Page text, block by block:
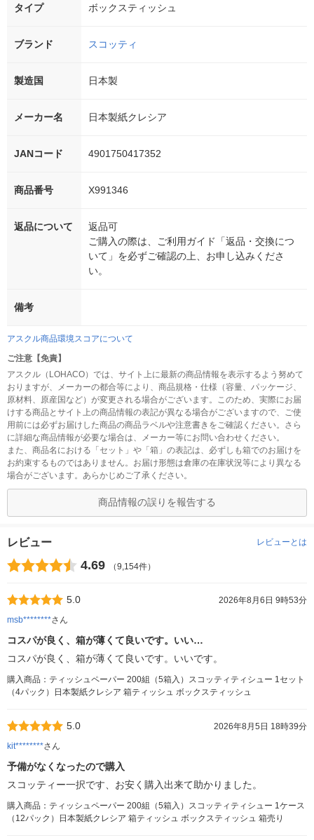
タイプ ボックスティッシュ
ブランド スコッティ
製造国 日本製
メーカー名 日本製紙クレシア
JANコード 4901750417352
商品番号 X991346
返品について
返品可
ご購入の際は、ご利用ガイド「返品・交換につ
いて」を必ずご確認の上、お申し込みくださ
い。
備考
アスクル商品環境スコアについて
ご注意【免責】
アスクル（LOHACO）では、サイト上に最新の商品情報を表示するよう努めて
おりますが、メーカーの都合等により、商品規格・仕様（容量、パッケージ、
原材料、原産国など）が変更される場合がございます。このため、実際にお届
けする商品とサイト上の商品情報の表記が異なる場合がございますので、ご使
用前には必ずお届けした商品の商品ラベルや注意書きをご確認ください。さら
に詳細な商品情報が必要な場合は、メーカー等にお問い合わせください。
また、商品名における「セット」や「箱」の表記は、必ずしも箱でのお届けを
お約束するものではありません。お届け形態は倉庫の在庫状況等により異なる
場合がございます。あらかじめご了承ください。
商品情報の誤りを報告する
レビュー レビューとは
4.69 （9,154件）
5.0
2026年8月6日 9時53分
msb********さん
コスパが良く、箱が薄くて良いです。いい…
コスパが良く、箱が薄くて良いです。いいです。
購入商品：ティッシュペーパー 200組（5箱入）スコッティティシュー 1セット
（4パック）日本製紙クレシア 箱ティッシュ ボックスティッシュ
5.0
2026年8月5日 18時39分
kit********さん
予備がなくなったので購入
スコッティー一択です、お安く購入出来て助かりました。
購入商品：ティッシュペーパー 200組（5箱入）スコッティティシュー 1ケース
（12パック）日本製紙クレシア 箱ティッシュ ボックスティッシュ 箱売り